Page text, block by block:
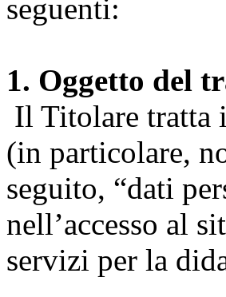
seguenti:
1. Oggetto del
Il Titolare tratta
(in particolare,
seguito, “dati
nell’accesso al
servizi per la